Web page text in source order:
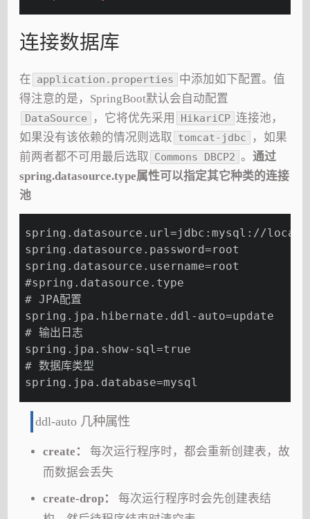
连接数据库
在 application.properties 中添加如下配置。值
得注意的是，SpringBoot默认会自动配置
DataSource ，它将优先采用 HikariCP 连接池，
如果没有该依赖的情况则选取 tomcat-jdbc
，如果
前两者都不可用最后选取 Commons DBCP2 。通过
spring.datasource.type属性可以指定其它种类的连接
池
spring.datasource.url=jdbc:mysql://
spring.datasource.password=root
spring.datasource.username=root
#spring.datasource.type
# JPA配置
spring.jpa.hibernate.ddl-auto=update
# 输出日志
spring.jpa.show-sql=true
# 数据库类型
spring.jpa.database=mysql
ddl-auto 几种属性
create：
每次运行程序时，都会重新创建表，故
而数据会丢失
create-drop：
每次运行程序时会先创建表结